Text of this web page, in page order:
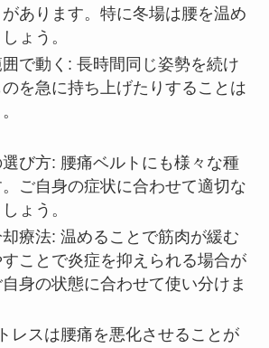
あります。特に冬場は腰を温め
ょう。
で動く: 長時間同じ姿勢を続け
を急に持ち上げたりすることは
び方: 腰痛ベルトにも様々な種
ご自身の症状に合わせて適切な
ょう。
療法: 温めることで筋肉が緩む
ことで炎症を抑えられる場合が
身の状態に合わせて使い分けま
レスは腰痛を悪化させることが